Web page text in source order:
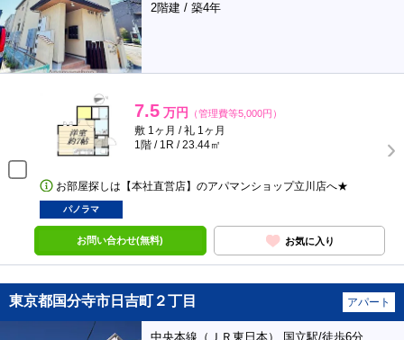
2階建 / 築4年
7.5 万円 （管理費等5,000円）
敷 1ヶ月 / 礼 1ヶ月
1階 / 1R / 23.44㎡
お部屋探しは【本社直営店】のアパマンショップ立川店へ★
パノラマ
お問い合わせ(無料) お気に入り
東京都国分寺市日吉町２丁目 アパート
中央本線（ＪＲ東日本） 国立駅/徒歩6分